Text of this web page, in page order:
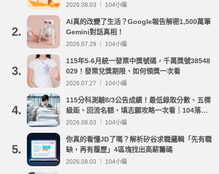
2026.08.03 ｜ 104小編
2.
AI真的改變了生活？Google報告解密1,500萬筆
Gemini對話真相！
2026.07.29 ｜ 104小編
3.
115年5-6月統一發票中獎號碼，千萬獎號38548
029！發票兌獎期限、如何領獎一次看
2026.07.27 ｜ 104小編
4.
115分科測驗8/3公告成績！最低錄取分數、五標
級距、回流名額、填志願攻略一次看｜104落點
分析
2026.08.03 ｜ 104小編
5.
你真的看懂JD了嗎？解析矽谷求職邏輯「先有職
缺，再有履歷」4區塊找出高薪籌碼
2026.08.03 ｜ 104小編